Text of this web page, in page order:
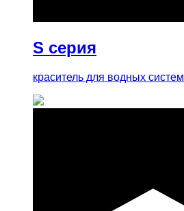
S серия
краситель для водных систем